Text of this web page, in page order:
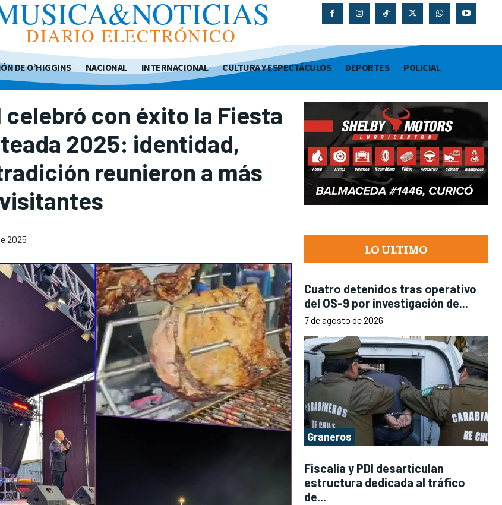
DIARIO ELECTRÓNICO
DE O’HIGGINS NACIONAL INTERNACIONAL CULTURA Y ESPECTÁCULOS DEPORTES POLICIAL
celebró con éxito la Fiesta
2025: identidad,
reunieron a más
2025
LO ULTIMO
Cuatro detenidos tras operativo
del OS-9 por investigación de...
7 de agosto de 2026
Graneros
Fiscalía y PDI desarticulan
estructura dedicada al tráfico
de...